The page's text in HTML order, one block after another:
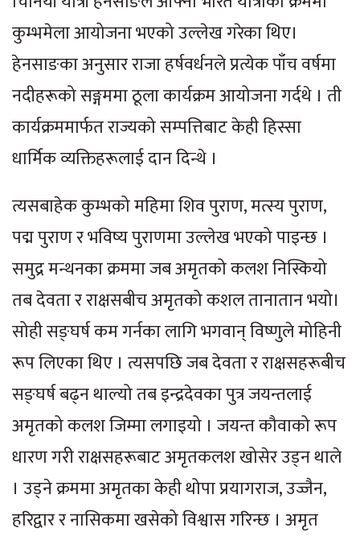
कुम्भमेला आयोजना भएको उल्लेख गरेका थिए।
हेनसाङका अनुसार राजा हर्षवर्धनले प्रत्येक पाँच वर्षमा
नदीहरूको सङ्गममा ठूला कार्यक्रम आयोजना गर्दथे । ती
कार्यक्रममार्फत राज्यको सम्पत्तिबाट केही हिस्सा
धार्मिक व्यक्तिहरूलाई दान दिन्थे ।
त्यसबाहेक कुम्भको महिमा शिव पुराण, मत्स्य पुराण,
पद्म पुराण र भविष्य पुराणमा उल्लेख भएको पाइन्छ ।
समुद्र मन्थनका क्रममा जब अमृतको कलश निस्कियो
तब देवता र राक्षसबीच अमृतको कशल तानातान भयो।
सोही सङ्घर्ष कम गर्नका लागि भगवान् विष्णुले मोहिनी
रूप लिएका थिए । त्यसपछि जब देवता र राक्षसहरूबीच
सङ्घर्ष बढ्न थाल्यो तब इन्द्रदेवका पुत्र जयन्तलाई
अमृतको कलश जिम्मा लगाइयो । जयन्त कौवाको रूप
धारण गरी राक्षसहरूबाट अमृतकलश खोसेर उड्न थाले
। उड्ने क्रममा अमृतका केही थोपा प्रयागराज, उज्जैन,
हरिद्वार र नासिकमा खसेको विश्वास गरिन्छ । अमृत